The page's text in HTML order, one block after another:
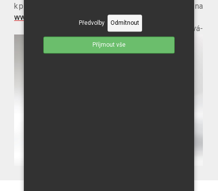
Předvolby Odmítnout
Příjmout vše
k přírodě. Veškeré informace o projektu se nacházejí na
www.happysnack.cz
-Mgr. Gabriela Marošová-